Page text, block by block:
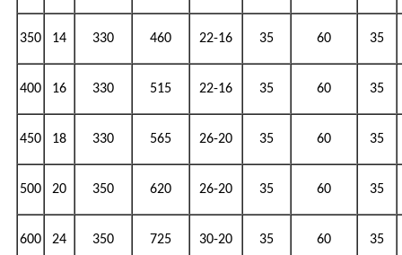
350 14 330 460 22-16 35 60 35
400 16 330 515 22-16 35 60 35
450 18 330 565 26-20 35 60 35
500 20 350 620 26-20 35 60 35
600 24 350 725 30-20 35 60 35